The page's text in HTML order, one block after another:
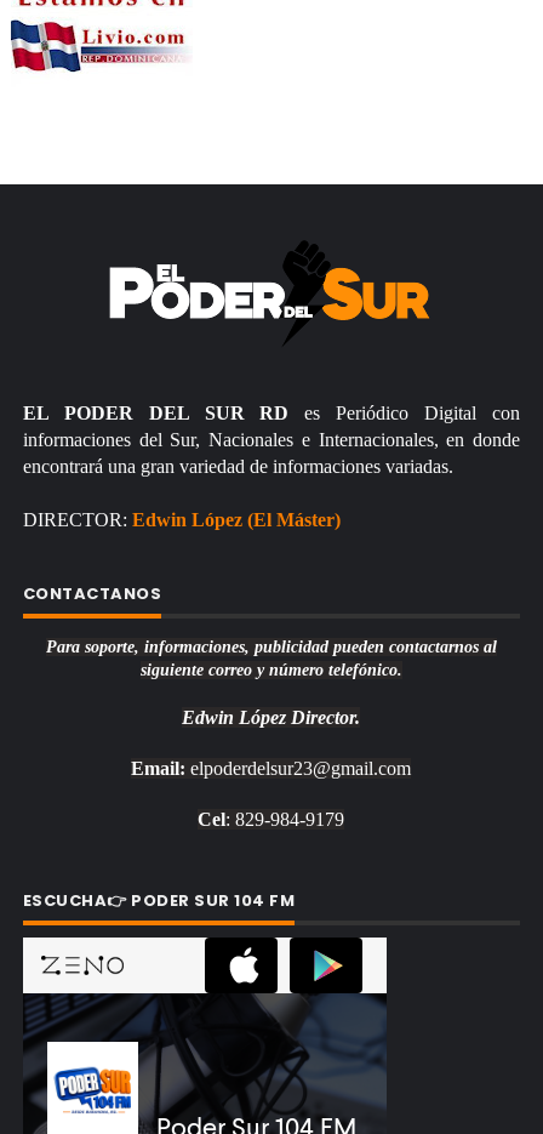
EL PODER DEL SUR RD es Periódico Digital con
informaciones del Sur, Nacionales e Internacionales, en donde
encontrará una gran variedad de informaciones variadas.
DIRECTOR: Edwin López (El Máster)
CONTACTANOS
Para soporte, informaciones, publicidad pueden contactarnos al
siguiente correo y número telefónico.
Edwin López Director.
Email: elpoderdelsur23@gmail.com
Cel: 829-984-9179
ESCUCHA👉 PODER SUR 104 FM